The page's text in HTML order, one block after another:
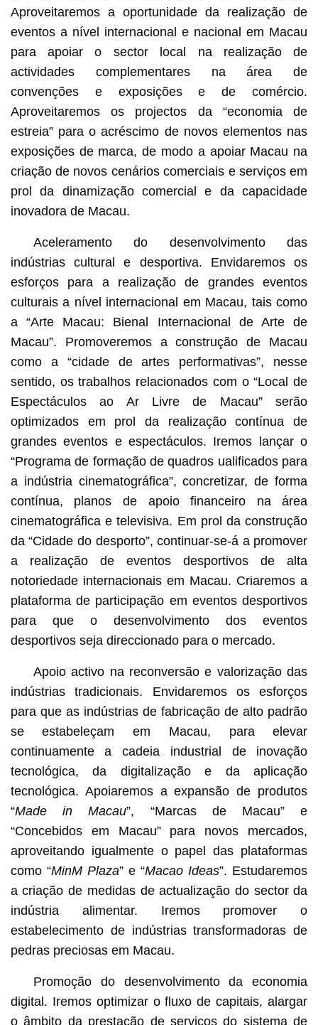
Aproveitaremos a oportunidade da realização de
eventos a nível internacional e nacional em Macau
para apoiar o sector local na realização de
actividades complementares na área de
convenções e exposições e de comércio.
Aproveitaremos os projectos da “economia de
estreia” para o acréscimo de novos elementos nas
exposições de marca, de modo a apoiar Macau na
criação de novos cenários comerciais e serviços em
prol da dinamização comercial e da capacidade
inovadora de Macau.
Aceleramento do desenvolvimento das
indústrias cultural e desportiva. Envidaremos os
esforços para a realização de grandes eventos
culturais a nível internacional em Macau, tais como
a “Arte Macau: Bienal Internacional de Arte de
Macau”. Promoveremos a construção de Macau
como a “cidade de artes performativas”, nesse
sentido, os trabalhos relacionados com o “Local de
Espectáculos ao Ar Livre de Macau” serão
optimizados em prol da realização contínua de
grandes eventos e espectáculos. Iremos lançar o
“Programa de formação de quadros ualificados para
a indústria cinematográfica”, concretizar, de forma
contínua, planos de apoio financeiro na área
cinematográfica e televisiva. Em prol da construção
da “Cidade do desporto”, continuar-se-á a promover
a realização de eventos desportivos de alta
notoriedade internacionais em Macau. Criaremos a
plataforma de participação em eventos desportivos
para que o desenvolvimento dos eventos
desportivos seja direccionado para o mercado.
Apoio activo na reconversão e valorização das
indústrias tradicionais. Envidaremos os esforços
para que as indústrias de fabricação de alto padrão
se estabeleçam em Macau, para elevar
continuamente a cadeia industrial de inovação
tecnológica, da digitalização e da aplicação
tecnológica. Apoiaremos a expansão de produtos
“Made in Macau”, “Marcas de Macau” e
“Concebidos em Macau” para novos mercados,
aproveitando igualmente o papel das plataformas
como “MinM Plaza” e “Macao Ideas”. Estudaremos
a criação de medidas de actualização do sector da
indústria alimentar. Iremos promover o
estabelecimento de indústrias transformadoras de
pedras preciosas em Macau.
Promoção do desenvolvimento da economia
digital. Iremos optimizar o fluxo de capitais, alargar
o âmbito da prestação de serviços do sistema de